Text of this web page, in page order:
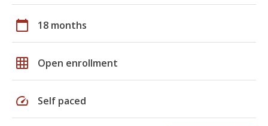
calendar_today 18 months
grid_on Open enrollment
speed Self paced